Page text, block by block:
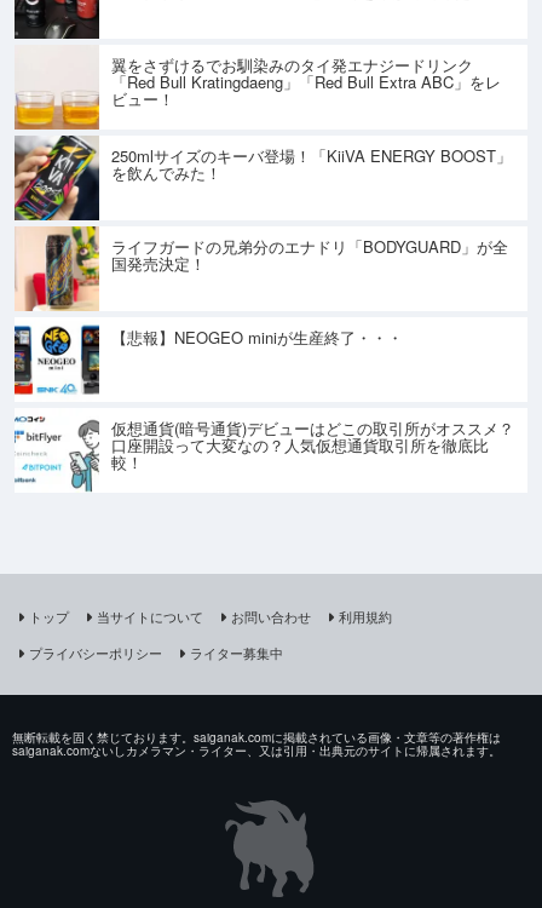
翼をさずけるでお馴染みのタイ発エナジードリンク
「Red Bull Kratingdaeng」「Red Bull Extra ABC」をレ
ビュー！
250mlサイズのキーバ登場！「KiiVA ENERGY BOOST」
を飲んでみた！
ライフガードの兄弟分のエナドリ「BODYGUARD」が全
国発売決定！
【悲報】NEOGEO miniが生産終了・・・
仮想通貨(暗号通貨)デビューはどこの取引所がオススメ？
口座開設って大変なの？人気仮想通貨取引所を徹底比
較！
トップ 当サイトについて お問い合わせ
利用規約
プライバシーポリシー
ライター募集中
無断転載を固く禁じております。saiganak.comに掲載されている画像・文章等の著作権は
saiganak.comないしカメラマン・ライター、又は引用・出典元のサイトに帰属されます。